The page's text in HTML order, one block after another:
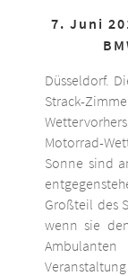
7. Juni
Düsseldorf.
Strack-
Motorrad-
Sonne sind
Großteil des
wenn sie